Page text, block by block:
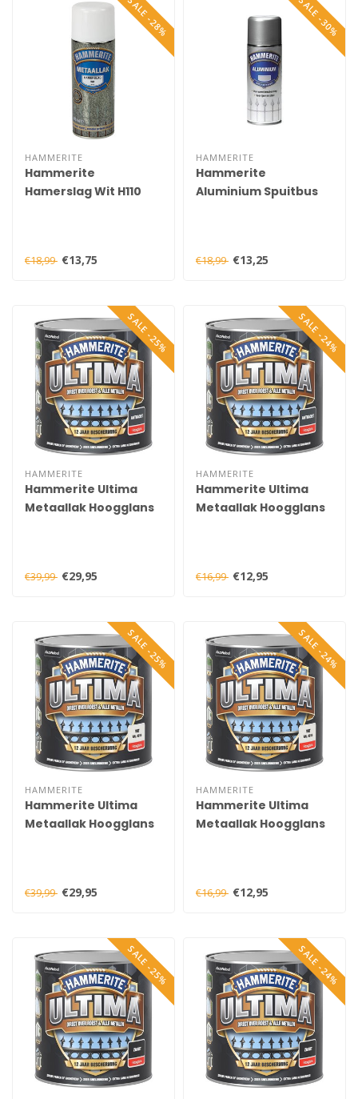
SALE -28%
HAMMERITE
Hammerite
Hamerslag Wit H110
€18,99 €13,75
SALE -30%
HAMMERITE
Hammerite
Aluminium Spuitbus
€18,99 €13,25
SALE -25%
HAMMERITE
Hammerite Ultima
Metaallak Hoogglans
€39,99 €29,95
SALE -24%
HAMMERITE
Hammerite Ultima
Metaallak Hoogglans
€16,99 €12,95
SALE -25%
HAMMERITE
Hammerite Ultima
Metaallak Hoogglans
€39,99 €29,95
SALE -24%
HAMMERITE
Hammerite Ultima
Metaallak Hoogglans
€16,99 €12,95
SALE -25% SALE -24%